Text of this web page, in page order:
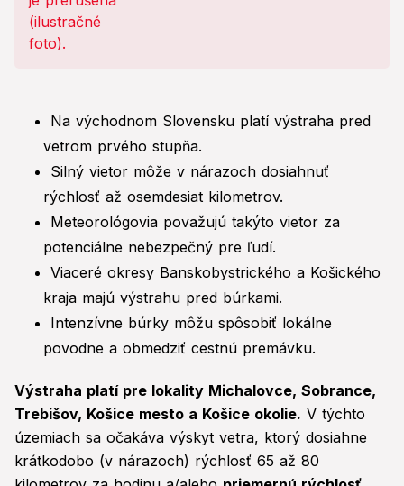
Na východnom Slovensku platí výstraha pred
vetrom prvého stupňa.
Silný vietor môže v nárazoch dosiahnuť
rýchlosť až osemdesiat kilometrov.
Meteorológovia považujú takýto vietor za
potenciálne nebezpečný pre ľudí.
Viaceré okresy Banskobystrického a Košického
kraja majú výstrahu pred búrkami.
Intenzívne búrky môžu spôsobiť lokálne
povodne a obmedziť cestnú premávku.
Výstraha platí pre lokality Michalovce, Sobrance,
Trebišov, Košice mesto a Košice okolie. V týchto
územiach sa očakáva výskyt vetra, ktorý dosiahne
krátkodobo (v nárazoch) rýchlosť 65 až 80